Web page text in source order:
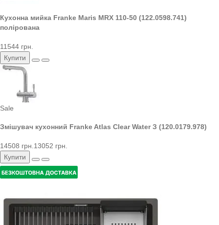
Кухонна мийка Franke Maris MRX 110-50 (122.0598.741)
полірована
11544 грн.
Купити
Sale
Змішувач кухонний Franke Atlas Clear Water З (120.0179.978)
14508 грн. 13052 грн.
Купити